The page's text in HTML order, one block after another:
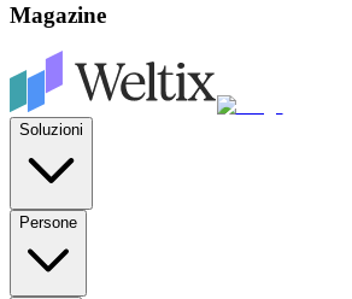
Magazine
Soluzioni
Persone